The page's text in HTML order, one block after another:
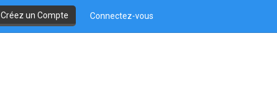
Créez un Compte Connectez-vous